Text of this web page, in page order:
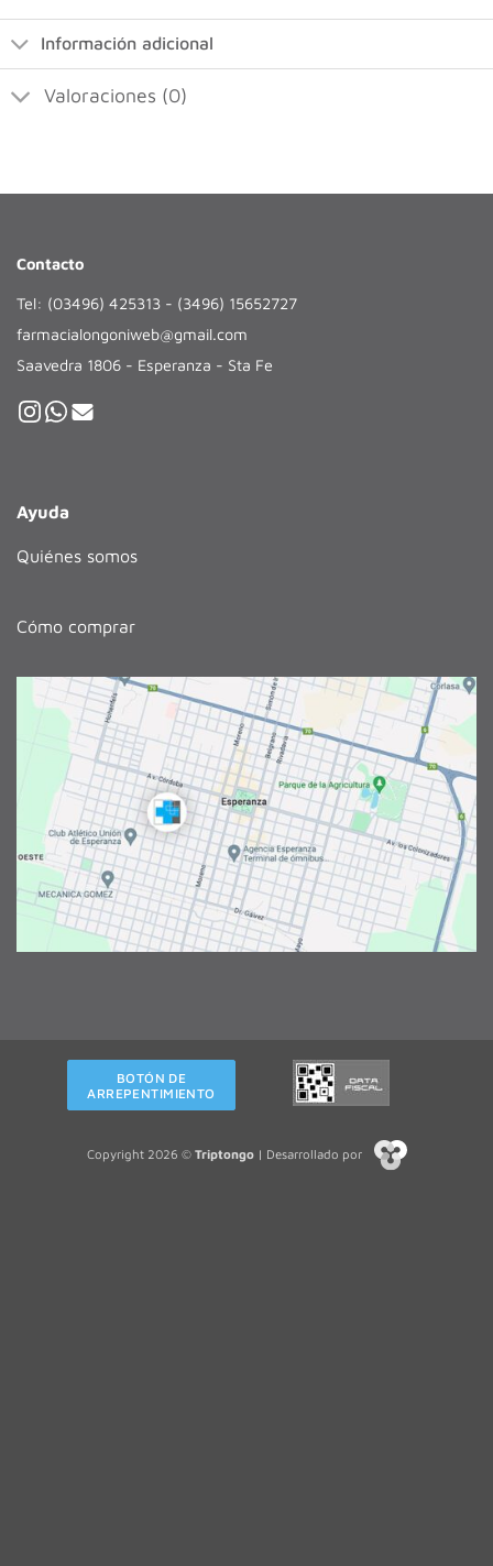
Información adicional
Valoraciones (0)
Contacto
Tel: (03496) 425313 - (3496) 15652727
farmacialongoniweb@gmail.com
Saavedra 1806 - Esperanza - Sta Fe
Ayuda
Quiénes somos
Cómo comprar
BOTÓN DE
ARREPENTIMIENTO
Copyright 2026 © Triptongo| Desarrollado por